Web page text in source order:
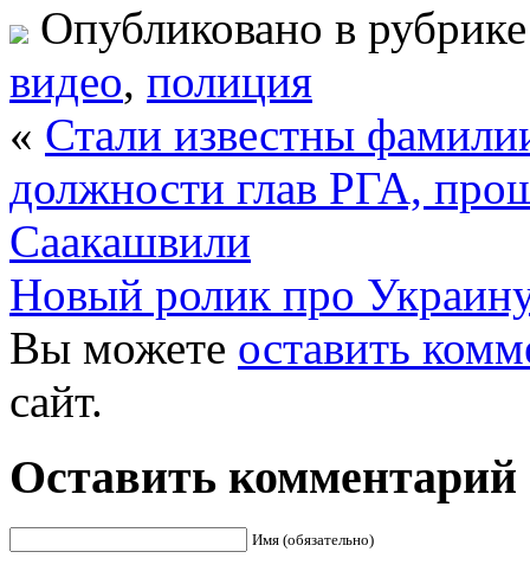
Опубликовано в
видео, полиция
« Стали известны
должности глав РГА,
Саакашвили
Новый ролик про
Вы можете оставить
сайт.
Оставить комментарий
Имя (обязательно)